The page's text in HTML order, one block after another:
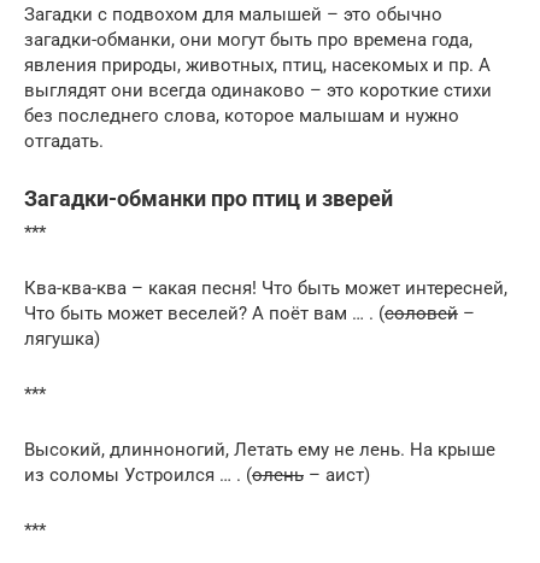
Загадки с подвохом для малышей – это обычно
загадки-обманки, они могут быть про времена года,
явления природы, животных, птиц, насекомых и пр. А
выглядят они всегда одинаково – это короткие стихи
без последнего слова, которое малышам и нужно
отгадать.
Загадки-обманки про птиц и зверей
***
Ква-ква-ква – какая песня! Что быть может интересней,
Что быть может веселей? А поёт вам … . (соловей –
лягушка)
***
Высокий, длинноногий, Летать ему не лень. На крыше
из соломы Устроился … . (олень – аист)
***